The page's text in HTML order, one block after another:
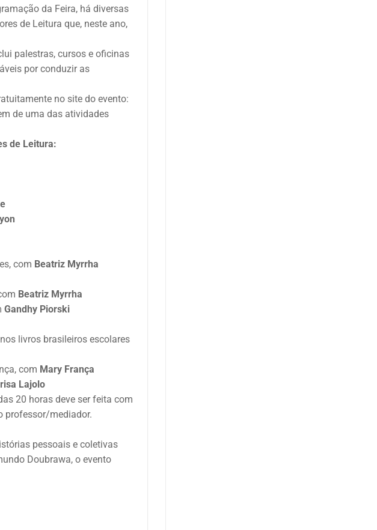
da Feira, há diversas
de Leitura que, neste ano,
palestras, cursos e oficinas
por conduzir as
no site do evento:
de uma das atividades
de Leitura:
com Beatriz Myrrha
Beatriz Myrrha
Gandhy Piorski
livros brasileiros escolares
com Mary França
Lajolo
20 horas deve ser feita com
professor/mediador.
pessoais e coletivas
Doubrawa, o evento